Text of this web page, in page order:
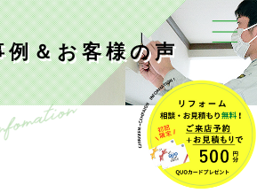
例＆お客様の声